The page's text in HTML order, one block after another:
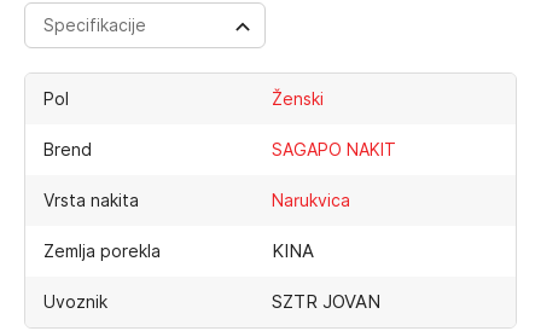
Specifikacije
Pol Ženski
Brend SAGAPO NAKIT
Vrsta nakita Narukvica
Zemlja porekla KINA
Uvoznik SZTR JOVAN